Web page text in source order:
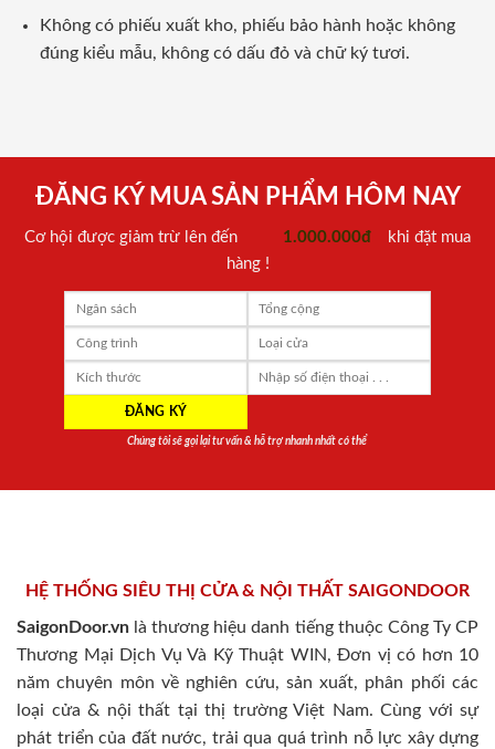
Không có phiếu xuất kho, phiếu bảo hành hoặc không
đúng kiểu mẫu, không có dấu đỏ và chữ ký tươi.
ĐĂNG KÝ MUA SẢN PHẨM HÔM NAY
Cơ hội được giảm trừ lên đến 1.000.000đ
khi đặt mua
hàng !
Chúng tôi sẽ gọi lại tư vấn & hỗ trợ nhanh nhất có thể
HỆ THỐNG SIÊU THỊ CỬA & NỘI THẤT SAIGONDOOR
SaigonDoor.vn là thương hiệu danh tiếng thuộc Công Ty CP
Thương Mại Dịch Vụ Và Kỹ Thuật WIN, Đơn vị có hơn 10
năm chuyên môn về nghiên cứu, sản xuất, phân phối các
loại cửa & nội thất tại thị trường Việt Nam. Cùng với sự
phát triển của đất nước, trải qua quá trình nỗ lực xây dựng